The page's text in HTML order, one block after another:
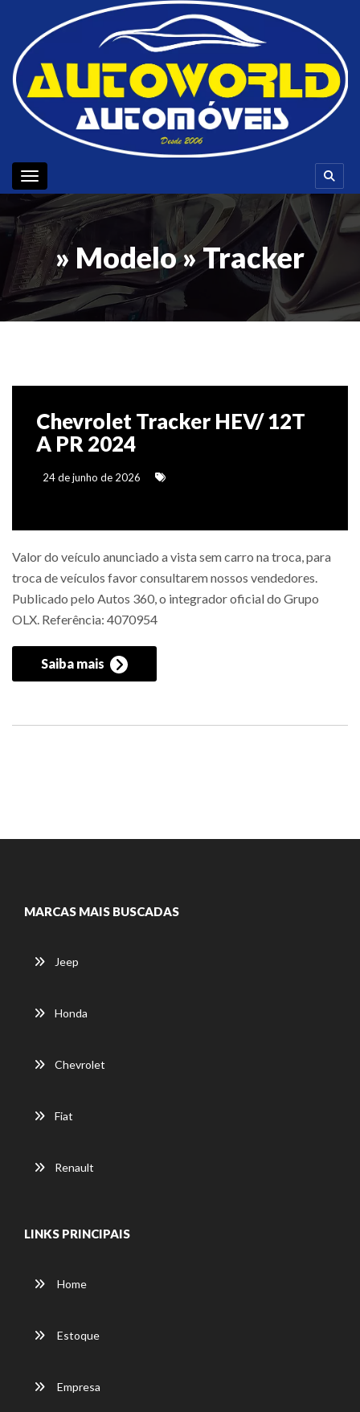
Toggle navigation
» Modelo » Tracker
Chevrolet Tracker HEV/ 12T
A PR 2024
24 de junho de 2026
Valor do veículo anunciado a vista sem carro na troca, para
troca de veículos favor consultarem nossos vendedores.
Publicado pelo Autos 360, o integrador oficial do Grupo
OLX. Referência: 4070954
Saiba mais
MARCAS MAIS BUSCADAS
Jeep
Honda
Chevrolet
Fiat
Renault
LINKS PRINCIPAIS
Home
Estoque
Empresa